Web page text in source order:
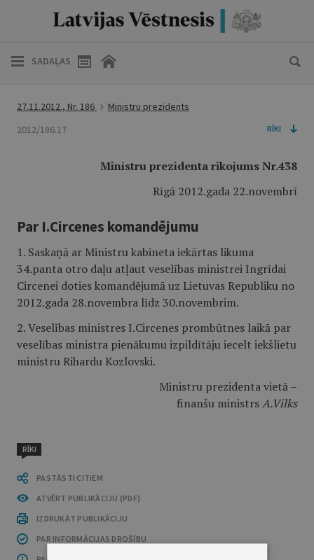
SADAĻAS
27.11.2012., Nr. 186
Ministru prezidents
2012/186.17
RĪKI
Ministru prezidenta rīkojums Nr.438
Rīgā 2012.gada 22.novembrī
Par I.Circenes komandējumu
1. Saskaņā ar Ministru kabineta iekārtas likuma
34.panta otro daļu atļaut veselības ministrei Ingrīdai
Circenei doties komandējumā uz Lietuvas Republiku no
2012.gada 28.novembra līdz 30.novembrim.
2. Veselības ministres I.Circenes prombūtnes laikā par
veselības ministra pienākumu izpildītāju iecelt iekšlietu
ministru Rihardu Kozlovski.
Ministru prezidenta vietā –
finanšu ministrsA.Vilks
RĪKI
PASTĀSTI CITIEM
ATVĒRT PUBLIKĀCIJU (PDF)
IZDRUKĀT PUBLIKĀCIJU
PAR INFORMĀCIJAS DROŠĪBU